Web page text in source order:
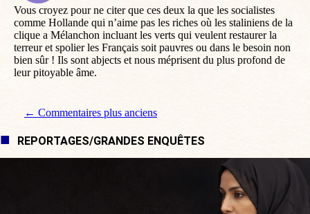
Vous croyez pour ne citer que ces deux la que les socialistes
comme Hollande qui n’aime pas les riches où les staliniens de la
clique a Mélanchon incluant les verts qui veulent restaurer la
terreur et spolier les Français soit pauvres ou dans le besoin non
bien sûr ! Ils sont abjects et nous méprisent du plus profond de
leur pitoyable âme.
Navigation de commentaire
← Commentaires plus anciens
REPORTAGES/GRANDES ENQUÊTES